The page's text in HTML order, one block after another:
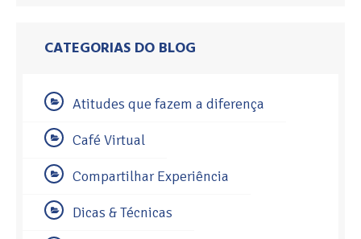
CATEGORIAS DO BLOG
Atitudes que fazem a diferença
Café Virtual
Compartilhar Experiência
Dicas & Técnicas